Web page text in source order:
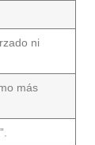
ni
más